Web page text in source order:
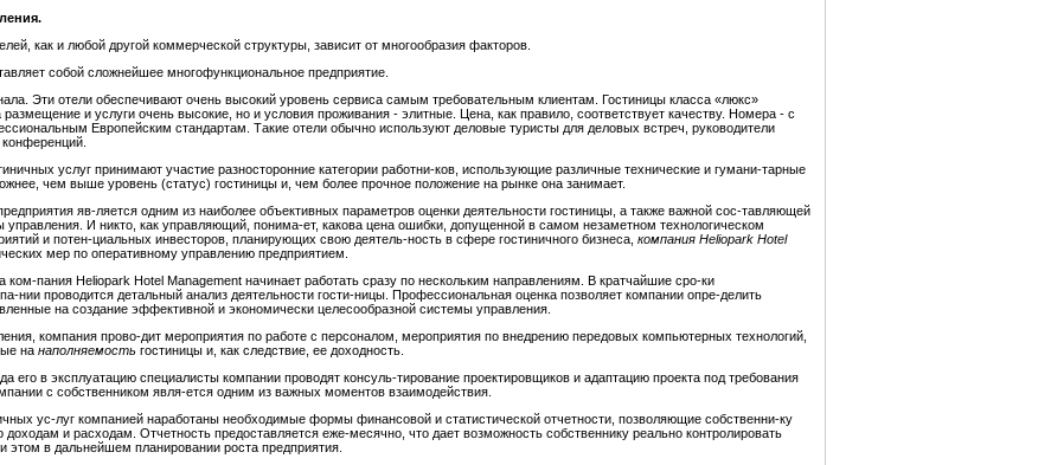
как и любой другой коммерческой структуры, зависит от многообразия факторов.
собой сложнейшее многофункциональное предприятие.
Эти отели обеспечивают очень высокий уровень сервиса самым требовательным клиентам. Гостиницы класса «люкс»
размещение и услуги очень высокие, но и условия проживания - элитные. Цена, как правило, соответствует качеству. Номера - с
Европейским стандартам. Такие отели обычно используют деловые туристы для деловых встреч, руководители
услуг принимают участие разносторонние категории работни-ков, использующие различные технические и гумани-тарные
чем выше уровень (статус) гостиницы и, чем более прочное положение на рынке она занимает.
яв-ляется одним из наиболее объективных параметров оценки деятельности гостиницы, а также важной сос-тавляющей
И никто, как управляющий, понима-ет, какова цена ошибки, допущенной в самом незаметном технологическом
и потен-циальных инвесторов, планирующих свою деятель-ность в сфере гостиничного бизнеса, компания Heliopark Hotel
мер по оперативному управлению предприятием.
пания Heliopark Hotel Management начинает работать сразу по нескольким направлениям. В кратчайшие сро-ки
нии проводится детальный анализ деятельности гости-ницы. Профессиональная оценка позволяет компании опре-делить
на создание эффективной и экономически целесообразной системы управления.
компания прово-дит мероприятия по работе с персоналом, мероприятия по внедрению передовых компьютерных технологий,
на наполняемость гостиницы и, как следствие, ее доходность.
его в эксплуатацию специалисты компании проводят консуль-тирование проектировщиков и адаптацию проекта под требования
с собственником явля-ется одним из важных моментов взаимодействия.
ус-луг компанией наработаны необходимые формы финансовой и статистической отчетности, позволяющие собственни-ку
доходам и расходам. Отчетность предоставляется еже-месячно, что дает возможность собственнику реально контролировать
этом в дальнейшем планировании роста предприятия.